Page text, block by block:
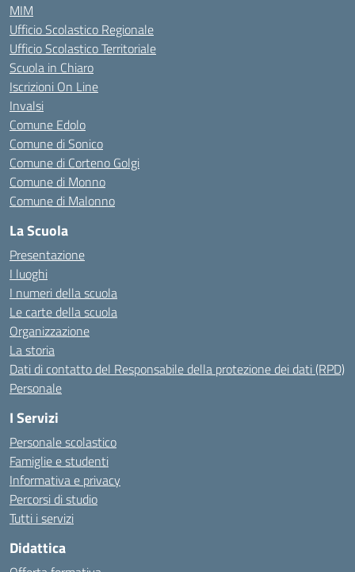
MIM
Ufficio Scolastico Regionale
Ufficio Scolastico Territoriale
Scuola in Chiaro
Iscrizioni On Line
Invalsi
Comune Edolo
Comune di Sonico
Comune di Corteno Golgi
Comune di Monno
Comune di Malonno
La Scuola
Presentazione
I luoghi
I numeri della scuola
Le carte della scuola
Organizzazione
La storia
Dati di contatto del Responsabile della protezione dei dati (RPD)
Personale
I Servizi
Personale scolastico
Famiglie e studenti
Informativa e privacy
Percorsi di studio
Tutti i servizi
Didattica